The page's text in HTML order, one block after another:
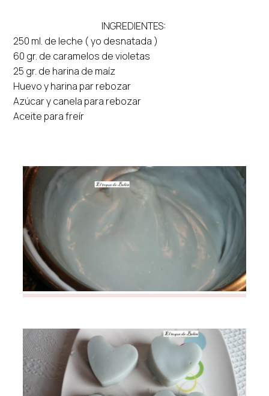
INGREDIENTES:
250 ml. de leche ( yo desnatada )
60 gr. de caramelos de violetas
25 gr. de harina de maíz
Huevo y harina par rebozar
Azúcar y canela para rebozar
Aceite para freír